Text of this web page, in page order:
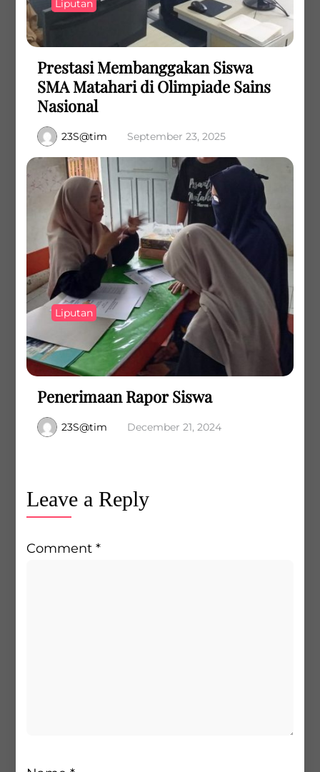
Liputan
Prestasi Membanggakan Siswa
SMA Matahari di Olimpiade Sains
Nasional
23S@tim September 23, 2025
Liputan
Penerimaan Rapor Siswa
23S@tim December 21, 2024
Leave a Reply
Comment*